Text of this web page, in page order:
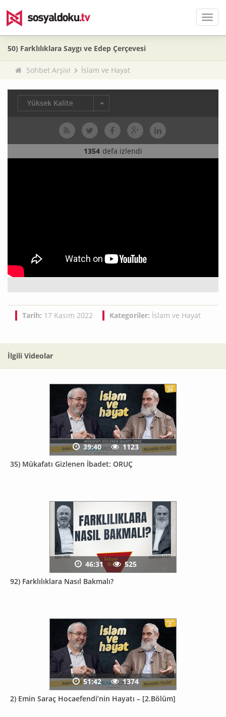
Menü
50) Farklılıklara Saygı ve Edep Çerçevesi
Sohbet Arşivi İslam ve Hayat
Yüksek Kalite
1354 defa izlendi
Tarih: 17 Kasım 2022 Kategoriler: İslam ve Hayat
İlgili Videolar
35) Mükafatı Gizlenen İbadet: ORUÇ
39:40 1123
92) Farklılıklara Nasıl Bakmalı?
46:31 525
2) Emin Saraç Hocaefendi’nin Hayatı – [2.Bölüm]
51:42 1374